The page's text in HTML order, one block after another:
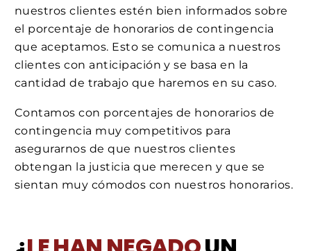
nuestros clientes estén bien informados sobre
el porcentaje de honorarios de contingencia
que aceptamos. Esto se comunica a nuestros
clientes con anticipación y se basa en la
cantidad de trabajo que haremos en su caso.
Contamos con porcentajes de honorarios de
contingencia muy competitivos para
asegurarnos de que nuestros clientes
obtengan la justicia que merecen y que se
sientan muy cómodos con nuestros honorarios.